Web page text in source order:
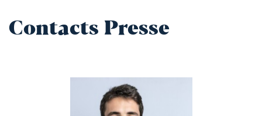
Contacts Presse